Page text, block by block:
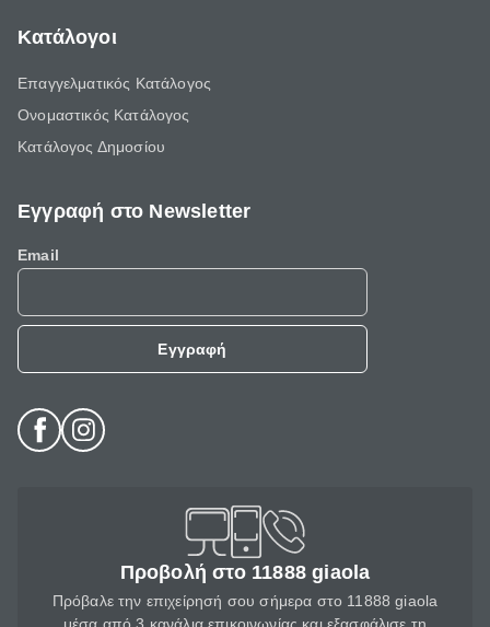
Κατάλογοι
Επαγγελματικός Κατάλογος
Ονομαστικός Κατάλογος
Κατάλογος Δημοσίου
Εγγραφή στο Newsletter
Email
Εγγραφή
Προβολή στο 11888 giaola
Πρόβαλε την επιχείρησή σου σήμερα στο 11888 giaola